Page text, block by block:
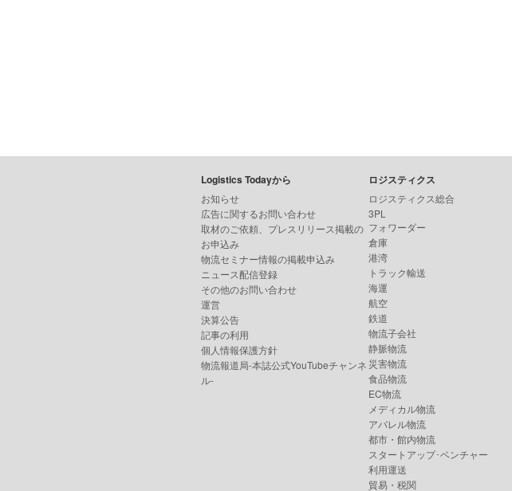
Logistics Todayから
お知らせ
広告に関するお問い合わせ
取材のご依頼、プレスリリース掲載の
お申込み
物流セミナー情報の掲載申込み
ニュース配信登録
その他のお問い合わせ
運営
決算公告
記事の利用
個人情報保護方針
物流報道局-本誌公式YouTubeチャンネ
ル-
ロジスティクス
ロジスティクス総合
3PL
フォワーダー
倉庫
港湾
トラック輸送
海運
航空
鉄道
物流子会社
静脈物流
災害物流
食品物流
EC物流
メディカル物流
アパレル物流
都市・館内物流
スタートアップ･ベンチャー
利用運送
貿易・税関